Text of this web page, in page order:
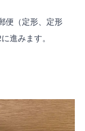
便（定形、定形
進みます。